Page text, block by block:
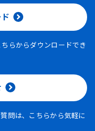
らからダウンロードでき
問は、こちらから気軽に